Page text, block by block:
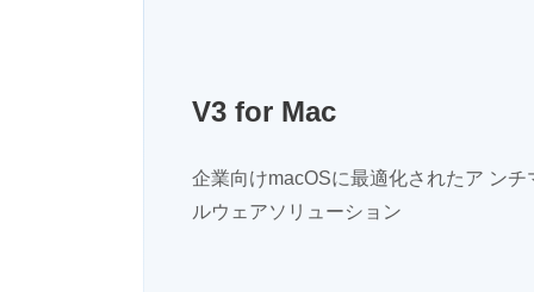
V3 for Mac
企業向けmacOSに最適化されたア ンチ
ルウェアソリューション